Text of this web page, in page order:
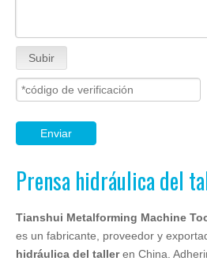
Subir
Enviar
Prensa hidráulica del
Tianshui Metalforming Machine
es un fabricante, proveedor y
hidráulica del talleren China.